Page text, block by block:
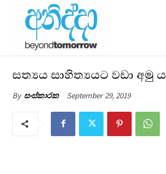
සත්‍යය සාහිත්‍යයට වඩා අමු ය
By සංස්කාරක September 29, 2019